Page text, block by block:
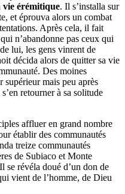
vie érémitique. Il s’installa sur
et éprouva alors un combat
Après cela, il fait
n’abandonne pas ceux qui
lui, les gens vinrent de
décida alors de quitter sa vie
Des moines
supérieur mais peu après
retourner à sa solitude
affluer en grand nombre
établir des communautés
treize communautés
de Subiaco et Monte
se révéla doué d’un don de
vient de l’homme, de Dieu